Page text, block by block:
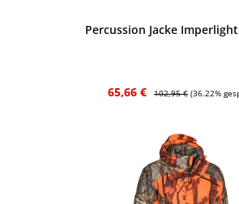
Percussion Jacke
Verkaufspreis:
65,66 € Regulärer Preis:
102,95 € (36.22%